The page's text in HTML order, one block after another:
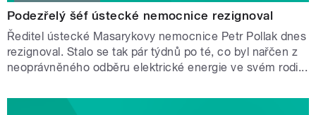
Podezřelý šéf ústecké nemocnice rezignoval
Ředitel ústecké Masarykovy nemocnice Petr Pollak dnes
rezignoval. Stalo se tak pár týdnů po té, co byl nařčen z
neoprávněného odběru elektrické energie ve svém rodi...